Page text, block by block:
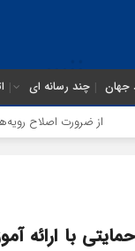
جهان چند رسانه ای
اصلاح رویه‌های
با ارائه